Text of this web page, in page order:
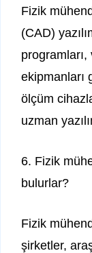
Fizik
(CAD)
ekipmanları
ölçüm
uzman
6. Fizik
bulurlar?
Fizik
şirketler,